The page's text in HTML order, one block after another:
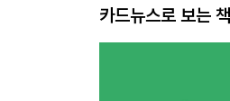
카드뉴스로 보는 책